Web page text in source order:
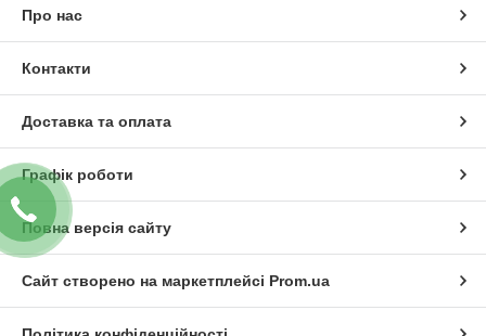
Про нас
Контакти
Доставка та оплата
Графік роботи
Повна версія сайту
Сайт створено на маркетплейсі Prom.ua